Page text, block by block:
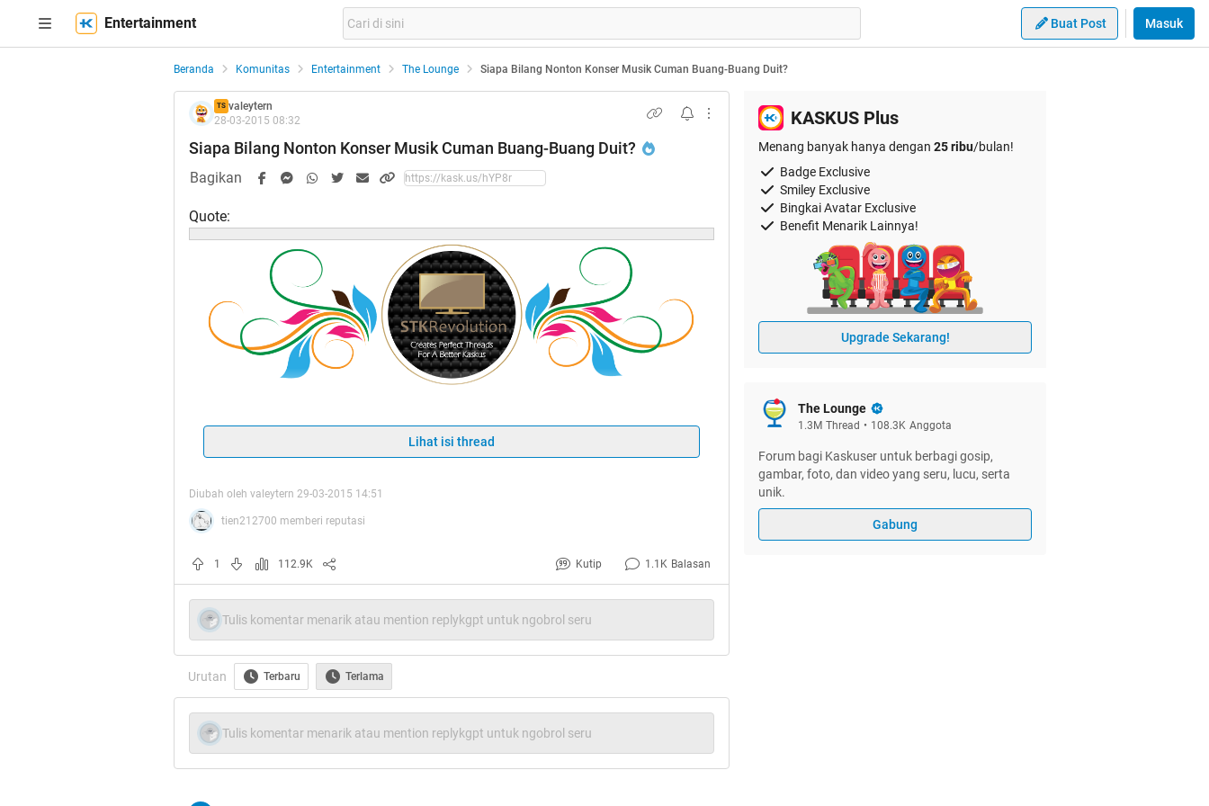
Entertainment Buat Post Masuk
Beranda Komunitas Entertainment The Lounge Siapa Bilang Nonton Konser Musik Cuman Buang-Buang Duit?
TS valeytern
28-03-2015 08:32
Siapa Bilang Nonton Konser Musik Cuman Buang-Buang Duit?
Bagikan
Quote:
Spoiler
forHT
Quote:
Lihat isi thread
Diubah oleh valeytern 29-03-2015 14:51
tien212700 memberi reputasi
1 112.9K Kutip 1.1K Balasan
Tulis komentar menarik atau mention replykgpt untuk ngobrol seru
Urutan Terbaru Terlama
Tulis komentar menarik atau mention replykgpt untuk ngobrol seru
KASKUS Plus
Menang banyak hanya dengan 25 ribu/bulan!
Badge Exclusive
Smiley Exclusive
Bingkai Avatar Exclusive
Benefit Menarik Lainnya!
Upgrade Sekarang!
The Lounge
1.3M Thread • 108.3K Anggota
Forum bagi Kaskuser untuk berbagi gosip,
gambar, foto, dan video yang seru, lucu, serta
unik.
Gabung